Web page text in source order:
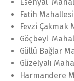
Esenyalı
Fatih
Fevzi Çakmak
Göçbeyli
Güllü Bağlar
Güzelyalı
Harmandere